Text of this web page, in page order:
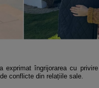
exprimat îngrijorarea cu
conflicte din relațiile sale.